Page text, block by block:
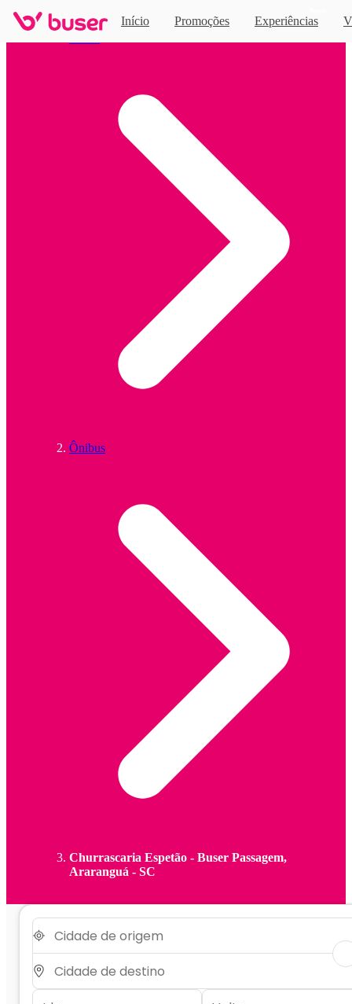
Início Promoções Experiências
Ônibus
Churrascaria Espetão - Buser Passagem,
Araranguá - SC